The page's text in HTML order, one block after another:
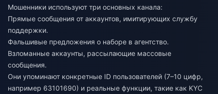
Мошенники используют три основных канала:
Прямые сообщения от аккаунтов, имитирующих службу
поддержки.
Фальшивые предложения о наборе в агентство.
Взломанные аккаунты, рассылающие массовые
сообщения.
Они упоминают конкретные ID пользователей (7–10 цифр,
например 63101690) и реальные функции, такие как KYC